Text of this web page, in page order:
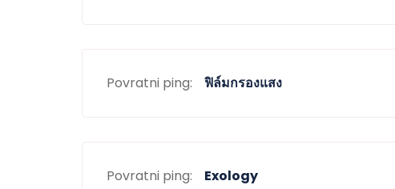
Povratni ping: ฟิล์มกรองแสง
Povratni ping: Exology